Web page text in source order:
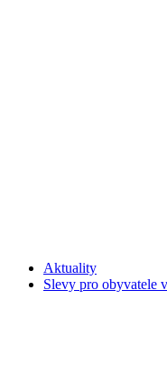
Aktuality
Slevy pro obyvatele